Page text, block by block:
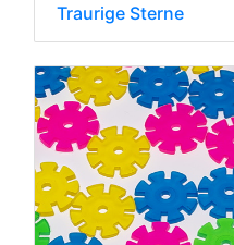
Traurige Sterne